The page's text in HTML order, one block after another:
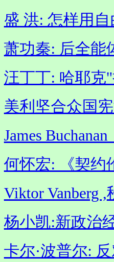
盛 洪: 怎样用自
萧功秦: 后全能
汪丁丁: 哈耶克
美利坚合众国宪
James
何怀宏: 《契约
Viktor Vanberg
杨小凯:新政治
卡尔·波普尔: